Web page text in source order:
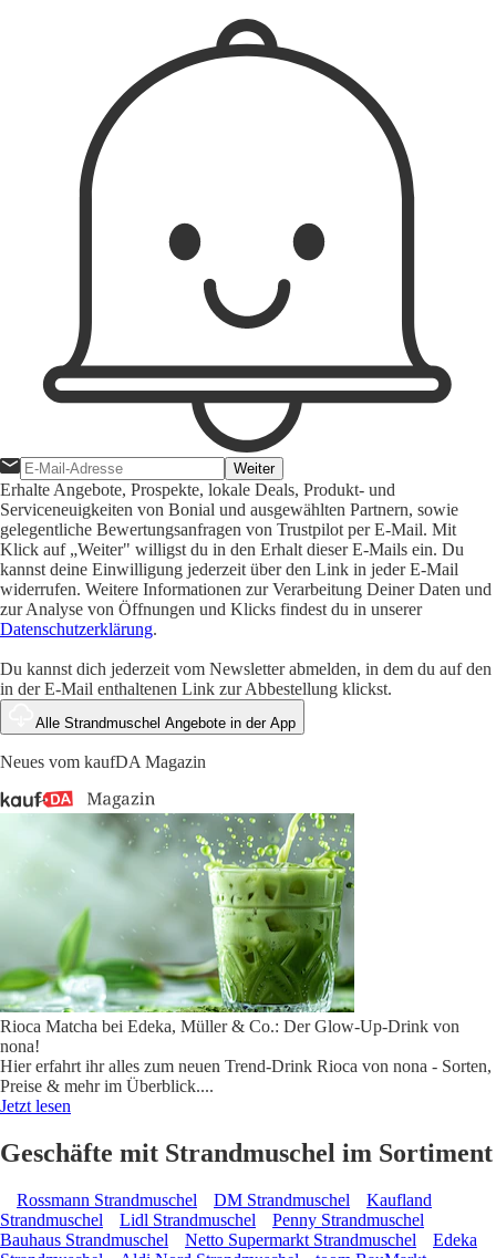
Weiter
Erhalte Angebote, Prospekte, lokale Deals, Produkt- und
Serviceneuigkeiten von Bonial und ausgewählten Partnern, sowie
gelegentliche Bewertungsanfragen von Trustpilot per E-Mail. Mit
Klick auf „Weiter" willigst du in den Erhalt dieser E-Mails ein. Du
kannst deine Einwilligung jederzeit über den Link in jeder E-Mail
widerrufen. Weitere Informationen zur Verarbeitung Deiner Daten und
zur Analyse von Öffnungen und Klicks findest du in unserer
Datenschutzerklärung.
Du kannst dich jederzeit vom Newsletter abmelden, in dem du auf den
in der E-Mail enthaltenen Link zur Abbestellung klickst.
Alle Strandmuschel Angebote in der App
Neues vom kaufDA Magazin
Rioca Matcha bei Edeka, Müller & Co.: Der Glow-Up-Drink von
nona!
Hier erfahrt ihr alles zum neuen Trend-Drink Rioca von nona - Sorten,
Preise & mehr im Überblick....
Jetzt lesen
Geschäfte mit Strandmuschel im Sortiment
Rossmann Strandmuschel DM Strandmuschel
Kaufland
Strandmuschel
Lidl Strandmuschel
Penny Strandmuschel
Bauhaus Strandmuschel
Netto Supermarkt Strandmuschel
Edeka